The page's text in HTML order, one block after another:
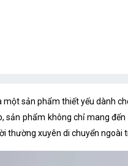
một sản phẩm thiết yếu dành
sản phẩm không chỉ mang
thường xuyên di chuyển